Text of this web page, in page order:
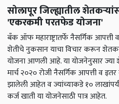
सोलापूर जिल्ह्यातील
'एकरकमी परतफेड योजना'
बँक ऑफ महाराष्ट्रातर्फे नैसर्गिक
शेतीचे नुकसान याचा विचार करून
योजना आणली आहे. या योजनेनुसार ज्या
मार्च २०२० रोजी नैसर्गिक आपत्ती व
झालेली आहेत व ज्यांच्याकडे १०
कर्ज खाती या योजनेसाठी पात्र आहेत.